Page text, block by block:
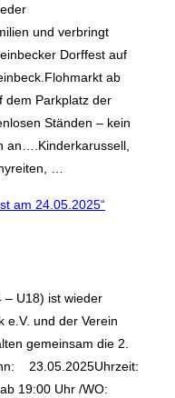
und verbringt
Dorffest auf
ab
dem Parkplatz der
Ständen – kein
an….Kinderkarussell,
…
am 24.05.2025“
– U18) ist wieder
e.V. und der Verein
gemeinsam die 2.
23.05.2025Uhrzeit:
ab 19:00 Uhr /WO: